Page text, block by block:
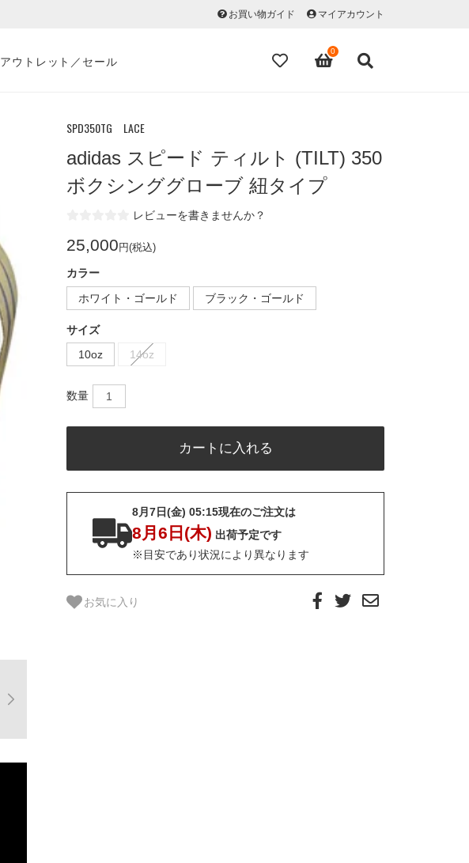
お買い物ガイド マイアカウント
アウトレット／セール
0
SPD350TG LACE
adidas スピード ティルト (TILT) 350
ボクシンググローブ 紐タイプ
レビューを書きませんか？
25,000 円(税込)
カラー
ホワイト・ゴールド
ブラック・ゴールド
サイズ
10oz
14oz
数量
8月7日(金) 05:15現在のご注文は
8月6日(木) 出荷予定です
※目安であり状況により異なります
お気に入り